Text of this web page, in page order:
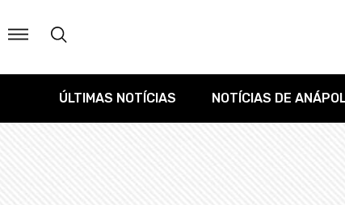
ÚLTIMAS NOTÍCIAS NOTÍCIAS DE